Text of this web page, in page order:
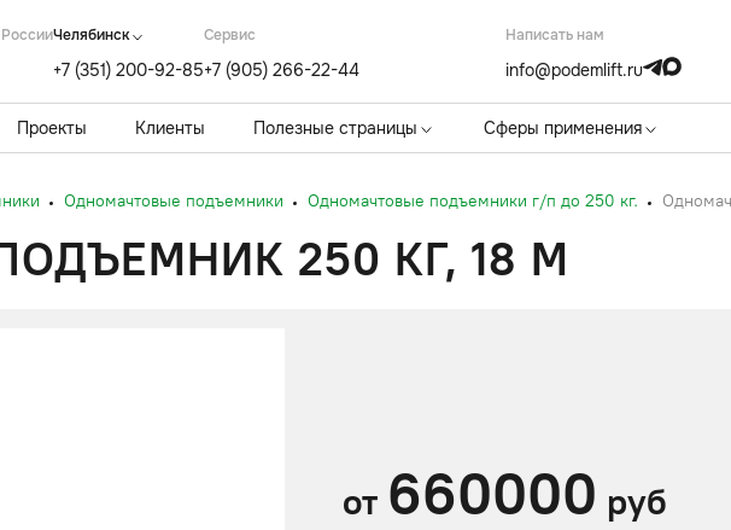
Челябинск
+7 (351) 200-92-85
Cервис
+7 (905) 266-22-44
Написать нам
info@podemlift.ru
Проекты Клиенты Полезные страницы Сферы применения
Одномачтовые подъемники Одномачтовые подъемники г/п до 250 кг.
250 КГ, 18 М
от 660000 руб